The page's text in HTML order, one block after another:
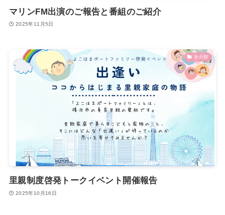
マリンFM出演のご報告と番組のご紹介
2025年11月5日
未分類
里親制度啓発トークイベント開催報告
2025年10月16日